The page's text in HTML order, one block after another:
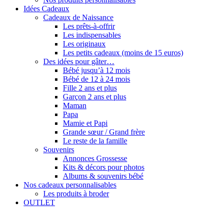
Idées Cadeaux
Cadeaux de Naissance
Les prêts-à-offrir
Les indispensables
Les originaux
Les petits cadeaux (moins de 15 euros)
Des idées pour gâter…
Bébé jusqu’à 12 mois
Bébé de 12 à 24 mois
Fille 2 ans et plus
Garçon 2 ans et plus
Maman
Papa
Mamie et Papi
Grande sœur / Grand frère
Le reste de la famille
Souvenirs
Annonces Grossesse
Kits & décors pour photos
Albums & souvenirs bébé
Nos cadeaux personnalisables
Les produits à broder
OUTLET